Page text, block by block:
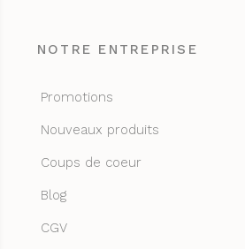
NOTRE ENTREPRISE
Promotions
Nouveaux produits
Coups de coeur
Blog
CGV